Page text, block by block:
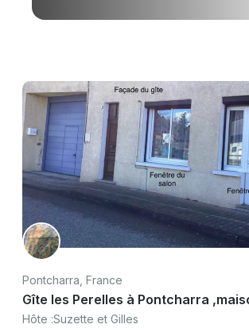
Pontcharra, France
Gîte les Perelles à Pontcharra
fermée entre Chambery et Grenoble
Hôte :Suzette et Gilles